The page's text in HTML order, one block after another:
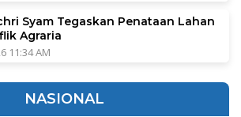
Syam Tegaskan Penataan Lahan
Agraria
11:34 AM
NASIONAL